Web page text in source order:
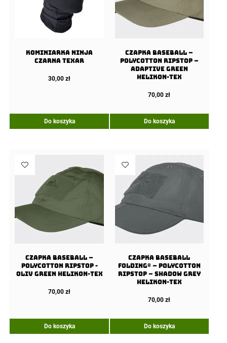
Kominiarka Ninja
Czarna Texar
30,00zł
Do koszyka
Czapka Baseball –
PolyCotton Ripstop –
Adaptive Green
Helikon-Tex
70,00zł
Do koszyka
Czapka Baseball –
PolyCotton Ripstop -
Oliv Green Helikon-Tex
70,00zł
Do koszyka
Czapka Baseball
FOLDING® – PolyCotton
Ripstop – Shadow Grey
Helikon-Tex
70,00zł
Do koszyka